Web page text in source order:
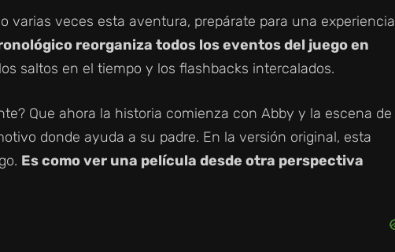
varias veces esta aventura, prepárate para una experiencia
reorganiza todos los eventos del juego en
saltos en el tiempo y los flashbacks intercalados.
Que ahora la historia comienza con Abby y la escena de
donde ayuda a su padre. En la versión original, esta
Es como ver una película desde otra perspectiva